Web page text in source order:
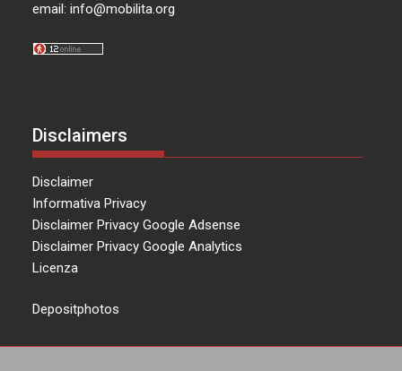
email:info@mobilita.org
Disclaimers
Disclaimer
Informativa Privacy
Disclaimer Privacy Google Adsense
Disclaimer Privacy Google Analytics
Licenza
Depositphotos